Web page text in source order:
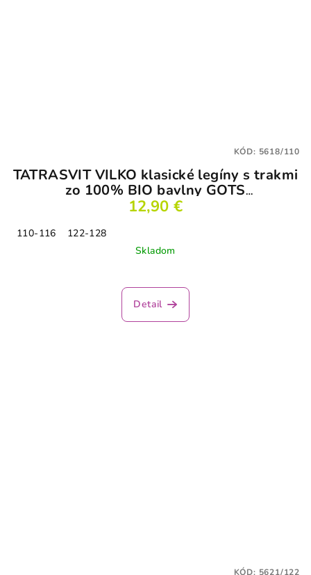
TATRASVIT VILKO klasické legíny s trakmi
zo 100% BIO bavlny GOTS
tehlovočervené
12,90 €
110-116
122-128
Skladom
Detail
KÓD: 5618/110
KÓD: 5621/122